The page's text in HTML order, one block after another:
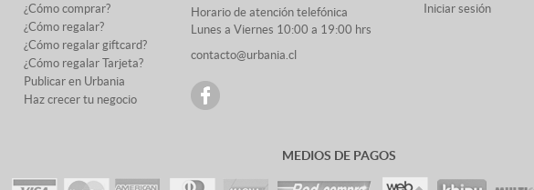
¿Cómo comprar?
¿Cómo regalar?
¿Cómo regalar giftcard?
¿Cómo regalar Tarjeta?
Publicar en Urbania
Haz crecer tu negocio
Horario de atención telefónica
Lunes a Viernes 10:00 a 19:00 hrs
contacto@urbania.cl
Iniciar sesión
MEDIOS DE PAGOS